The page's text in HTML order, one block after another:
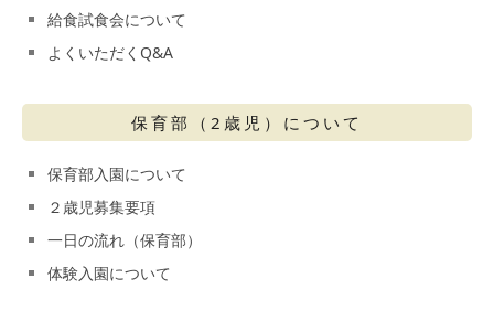
給食試食会について
よくいただくQ&A
保育部（2歳児）について
保育部入園について
２歳児募集要項
一日の流れ（保育部）
体験入園について